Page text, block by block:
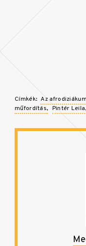
Címkék: Az afrodiziákum
műfordítás
Pintér Leila